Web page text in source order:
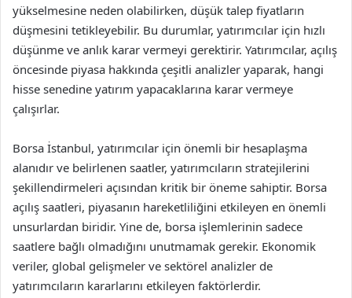
yükselmesine neden olabilirken, düşük talep fiyatların
düşmesini tetikleyebilir. Bu durumlar, yatırımcılar için hızlı
düşünme ve anlık karar vermeyi gerektirir. Yatırımcılar, açılış
öncesinde piyasa hakkında çeşitli analizler yaparak, hangi
hisse senedine yatırım yapacaklarına karar vermeye
çalışırlar.
Borsa İstanbul, yatırımcılar için önemli bir hesaplaşma
alanıdır ve belirlenen saatler, yatırımcıların stratejilerini
şekillendirmeleri açısından kritik bir öneme sahiptir. Borsa
açılış saatleri, piyasanın hareketliliğini etkileyen en önemli
unsurlardan biridir. Yine de, borsa işlemlerinin sadece
saatlere bağlı olmadığını unutmamak gerekir. Ekonomik
veriler, global gelişmeler ve sektörel analizler de
yatırımcıların kararlarını etkileyen faktörlerdir.